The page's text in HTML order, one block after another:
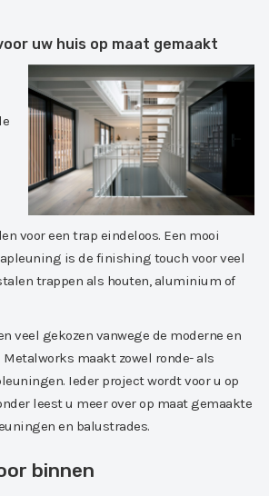
uw huis op maat gemaakt
voor een trap eindeloos. Een mooi
is de finishing touch voor veel
trappen als houten, aluminium of
veel gekozen vanwege de moderne en
maakt zowel ronde- als
Ieder project wordt voor u op
leest u meer over op maat gemaakte
en balustrades.
binnen